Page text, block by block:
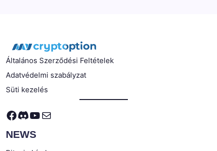
Általános Szerződési Feltételek
Adatvédelmi szabályzat
Süti kezelés
Facebook
Discord
YouTube
Mail
NEWS